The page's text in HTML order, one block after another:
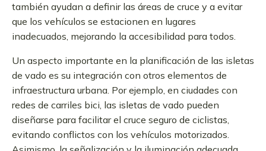
también ayudan a definir las áreas de cruce y a evitar
que los vehículos se estacionen en lugares
inadecuados, mejorando la accesibilidad para todos.
Un aspecto importante en la planificación de las isletas
de vado es su integración con otros elementos de
infraestructura urbana. Por ejemplo, en ciudades con
redes de carriles bici, las isletas de vado pueden
diseñarse para facilitar el cruce seguro de ciclistas,
evitando conflictos con los vehículos motorizados.